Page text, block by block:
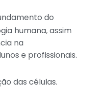
do
humana, assim
na
e profissionais.
das células.